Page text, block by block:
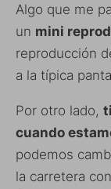
Algo que me
un mini
reproducción
a la típica
Por otro lado,
cuando
podemos
la carretera